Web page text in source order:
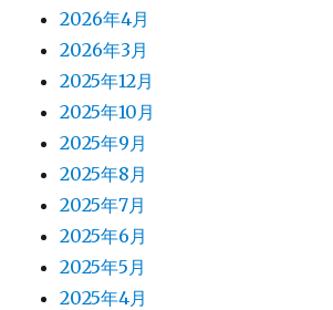
2026年4月
2026年3月
2025年12月
2025年10月
2025年9月
2025年8月
2025年7月
2025年6月
2025年5月
2025年4月